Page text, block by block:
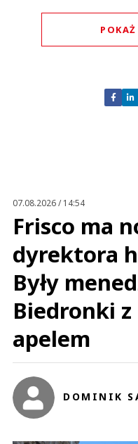
Nie
Zostaw
07.08.2026 / 14:54
Frisco ma
dyrektora
Były
Biedronki
apelem
DOMINIK